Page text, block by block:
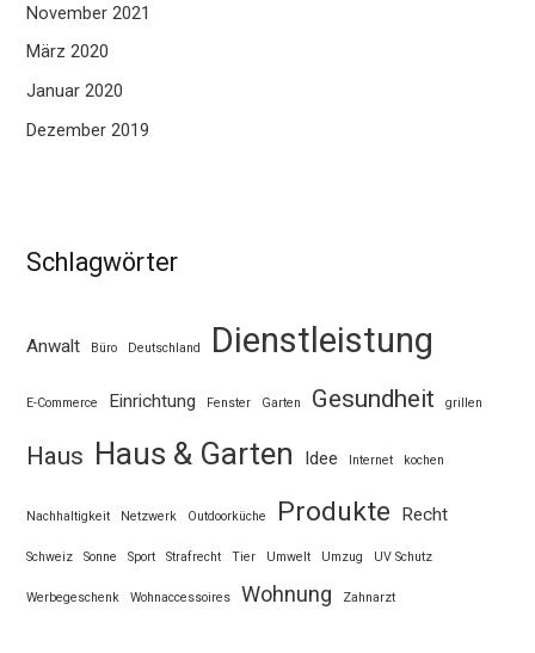
November 2021
März 2020
Januar 2020
Dezember 2019
Schlagwörter
Anwalt Büro Deutschland Dienstleistung
E-Commerce Einrichtung Fenster Garten Gesundheit grillen
Haus Haus & Garten Idee Internet kochen
Nachhaltigkeit Netzwerk Outdoorküche Produkte Recht
Schweiz Sonne Sport Strafrecht Tier Umwelt Umzug UV Schutz
Werbegeschenk Wohnaccessoires Wohnung Zahnarzt